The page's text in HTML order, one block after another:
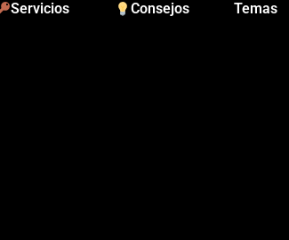
Servicios Consejos Temas